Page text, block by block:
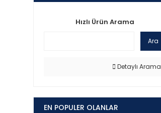
Hızlı Ürün Arama
Ara
Detaylı Arama
EN POPULER OLANLAR